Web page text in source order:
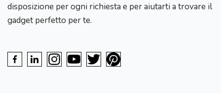
disposizione per ogni richiesta e per aiutarti a trovare il
gadget perfetto per te.